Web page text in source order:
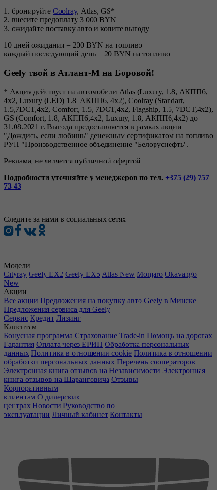
1. бронируйте Coolray, Atlas, GS*
2. внесите предоплату 3 000 BYN
3. ожидайте поставку авто и копите выгоду
10 дней ожидания = 200 BYN на топливо
каждый последующий день = 20 BYN на топливо
Geely твой в Атлант-М на Боровой!
* Акция действует на автомобили Atlas (Luxury, 1.8, АКПП6,
4x2, Luxury (LED) 1.8, АКПП6, 4x2), Coolray (Standart,
1.5,7DCT,4x2, Comfort, 1.5, 7DCT,4x2, Flagship, 1.5, 7DCT,4x2),
GS (Comfort, 1.8, АКПП6,4x2, Luxury, 1.8, АКПП6,4x2) до
31.08.2021 г. Выгода предоставляется в рамках акции
"Дождись, если любишь" денежным сертификатом на топливо
РУП "Производственное объединение "Белоруснефть".
Реклама, не является публичной офертой.
Подробности уточняйте у менеджеров по тел. +375 (29) 757
73 43
Следите за нами в социальных сетях
Модели
Cityray Geely EX2 Geely EX5 Atlas New Monjaro Okavango
New
Акции
Все акции Предложения на покупку авто Geely в Минске
Предложения сервиса для Geely
Сервис Кредит Лизинг
Клиентам
Бонусная программа Страхование Trade-in Помощь на дорогах
Гарантия Оплата через ЕРИП Обработка персональных
данных Политика в отношении cookie Политика в отношении
обработки персональных данных Перечень сооператоров
Электронная книга отзывов на Независимости Электронная
книга отзывов на Шаранговича Отзывы
Корпоративным
клиентам О дилерских
центрах Новости Руководство по
эксплуатации Личный кабинет Контакты